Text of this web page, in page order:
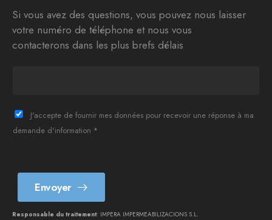
Si vous avez des questions, vous pouvez nous laisser
votre numéro de téléphone et nous vous
contacterons dans les plus brefs délais
è
J'accepte de fournir mes données pour recevoir une réponse à ma
demande d'information *
Envoyer
Responsable du traitement: IMPERA IMPERMEABILIZACIONS S.L.